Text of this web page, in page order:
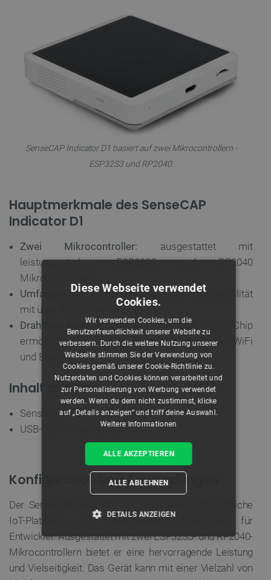
SenseCAP Indicator D1 basiert auf zwei Mikrocontrollern -
ESP32S3 und RP2040.
Hauptmerkmale des SenseCAP
Indicator D1
Zwei Mikrocontroller: ausgestattet mit
leistungsstarken ESP32S3 und RP2040
Mikrocontrollern.
Umfangreiche GPIO-Schnittstellen:Kompatibilität
mit über 400 Grove-Modulen.
Drahtlose Konnektivität:Der integrierte ESP32-Chip
ermöglicht die drahtlose Kommunikation über WiFi
und Bluetooth 5.0 LE.
Inhalt des Kits
SenseCAP-Anzeige D1 x1
USB-Typ-C-Kabel (1 m) x1
Konfiguration und Anwendungen
Der SenseCAP Indicator D1 bietet eine fortschrittliche
IoT-Plattform mit umfangreichen Funktionen für
Entwickler. Ausgestattet mit zwei ESP32S3- und RP2040-
Mikrocontrollern bietet er eine hervorragende Leistung
und Vielseitigkeit. Das Gerät kann mit einer Vielzahl von
Diese Webseite verwendet
Cookies.
Wir verwenden Cookies, um die
Benutzerfreundlichkeit unserer Website zu
verbessern. Durch die weitere Nutzung unserer
Webseite stimmen Sie der Verwendung von
Cookies gemäß unserer Cookie-Richtlinie zu.
Nutzerdaten und Cookies können verarbeitet und
zur Personalisierung von Werbung verwendet
werden. Wenn du dem nicht zustimmst, klicke
auf „Details anzeigen“ und triff deine Auswahl.
Weitere Informationen
ALLE AKZEPTIEREN
ALLE ABLEHNEN
DETAILS ANZEIGEN
UNBEDINGT ERFORDERLICH
PERFORMANCE